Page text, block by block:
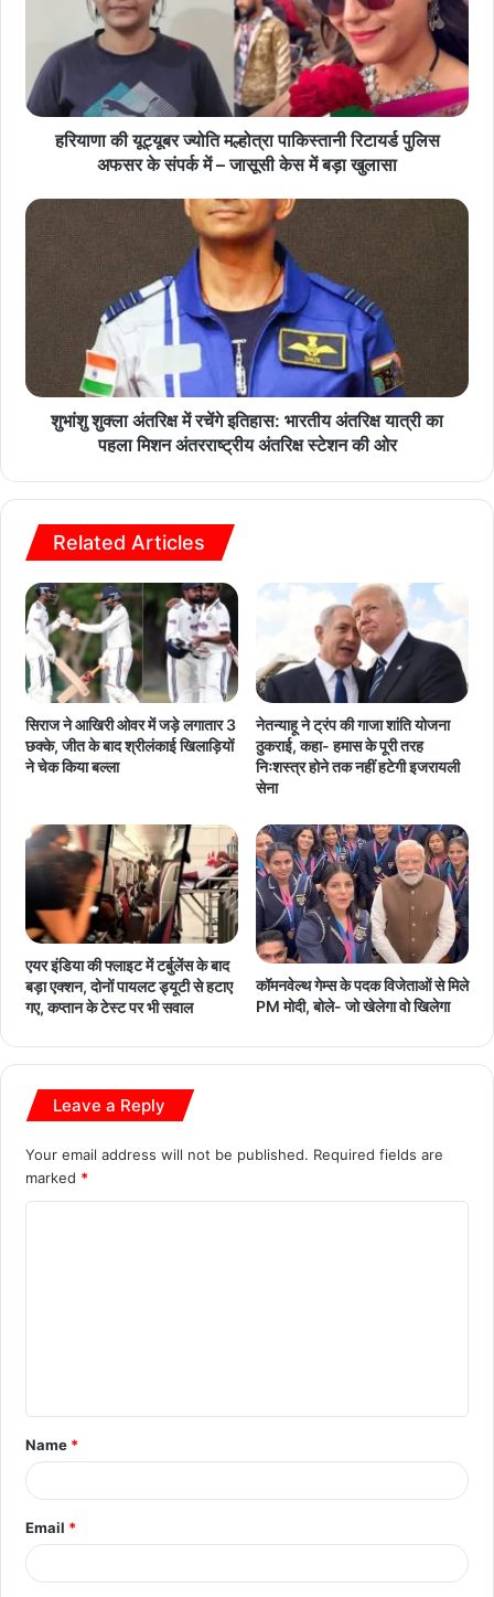
हरियाणा की यूट्यूबर ज्योति मल्होत्रा पाकिस्तानी रिटायर्ड पुलिस
अफसर के संपर्क में – जासूसी केस में बड़ा खुलासा
शुभांशु शुक्ला अंतरिक्ष में रचेंगे इतिहास: भारतीय अंतरिक्ष यात्री का
पहला मिशन अंतरराष्ट्रीय अंतरिक्ष स्टेशन की ओर
Related Articles
सिराज ने आखिरी ओवर में जड़े लगातार 3
छक्के, जीत के बाद श्रीलंकाई खिलाड़ियों
ने चेक किया बल्ला
नेतन्याहू ने ट्रंप की गाजा शांति योजना
ठुकराई, कहा- हमास के पूरी तरह
निःशस्त्र होने तक नहीं हटेगी इजरायली
सेना
एयर इंडिया की फ्लाइट में टर्बुलेंस के बाद
बड़ा एक्शन, दोनों पायलट ड्यूटी से हटाए
गए, कप्तान के टेस्ट पर भी सवाल
कॉमनवेल्थ गेम्स के पदक विजेताओं से मिले
PM मोदी, बोले- जो खेलेगा वो खिलेगा
Leave a Reply
Your email address will not be published. Required fields are
marked *
t
*
Name *
Email *